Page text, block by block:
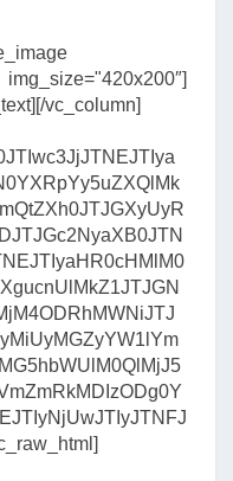
vc_column]